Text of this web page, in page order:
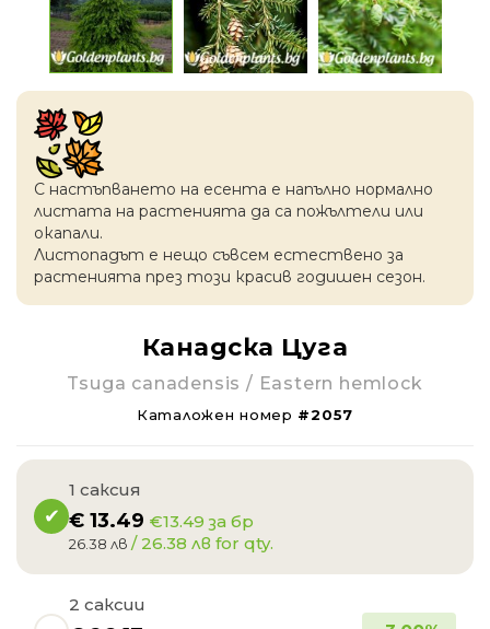
С настъпването на есентa е напълно нормално
листата на растенията да са пожълтели или
окапaли.
Листопадът е нещо съвсем естествено за
растенията през този красив годишен сезон.
Канадска Цуга
Tsuga canadensis / Eastern hemlock
Каталожен номер #2057
1 саксия
€ 13.49 €13.49 за бр
26.38 лв / 26.38 лв for qty.
2 саксии